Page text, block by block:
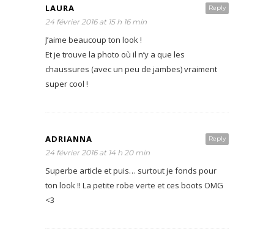
Reply
LAURA
24 février 2016 at 15 h 16 min
J’aime beaucoup ton look !
Et je trouve la photo où il n’y a que les
chaussures (avec un peu de jambes) vraiment
super cool !
Reply
ADRIANNA
24 février 2016 at 14 h 20 min
Superbe article et puis… surtout je fonds pour
ton look !! La petite robe verte et ces boots OMG
<3